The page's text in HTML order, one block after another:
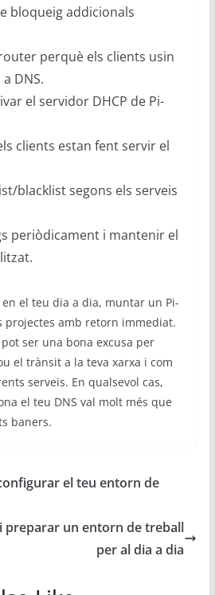
bloqueig addicionals
perquè els clients usin
DNS.
el servidor DHCP de Pi-
clients estan fent servir el
blacklist segons els serveis
periòdicament i mantenir el
el teu dia a dia, muntar un Pi-
projectes amb retorn immediat.
ser una bona excusa per
el trànsit a la teva xarxa i com
serveis. En qualsevol cas,
el teu DNS val molt més que
baners.
el teu entorn de
preparar un entorn de treball
per al dia a dia